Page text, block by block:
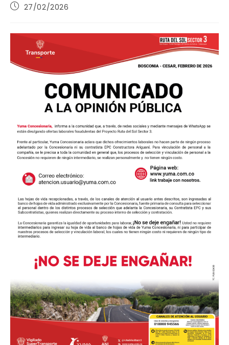
Publicación
entrada:
27/02/2026